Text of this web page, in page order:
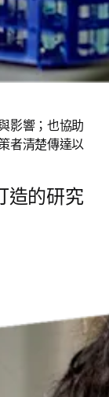
影響；也協助
者清楚傳達以
造的研究